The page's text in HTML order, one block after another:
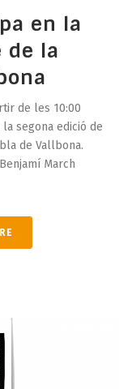
en la
de la
de les 10:00
segona edició de
de Vallbona.
March